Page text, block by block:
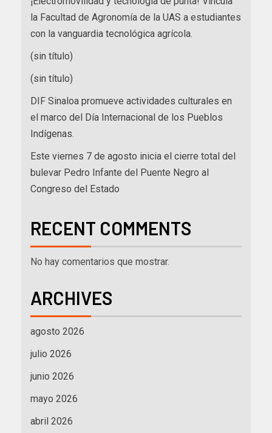
la Facultad de Agronomía de la UAS a estudiantes
con la vanguardia tecnológica agrícola.
(sin título)
(sin título)
DIF Sinaloa promueve actividades culturales en
el marco del Día Internacional de los Pueblos
Indígenas.
Este viernes 7 de agosto inicia el cierre total del
bulevar Pedro Infante del Puente Negro al
Congreso del Estado
RECENT COMMENTS
No hay comentarios que mostrar.
ARCHIVES
agosto 2026
julio 2026
junio 2026
mayo 2026
abril 2026